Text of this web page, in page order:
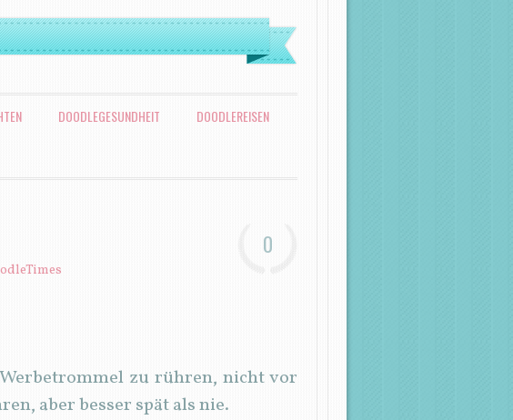
DOODLEGESUNDHEIT DOODLEREISEN
0
zu rühren, nicht vor
aber besser spät als nie.